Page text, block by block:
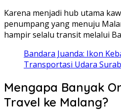
Karena menjadi hub utama
penumpang yang menuju
hampir selalu transit melalui
Bandara Juanda: Ikon
Transportasi Udara
Mengapa Banyak
Travel ke Malang?